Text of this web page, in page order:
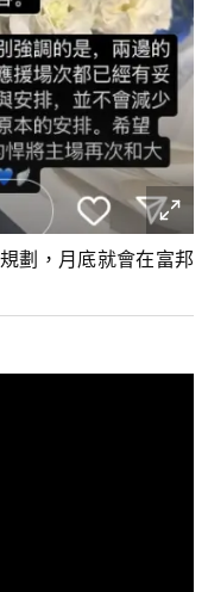
劃，月底就會在富邦